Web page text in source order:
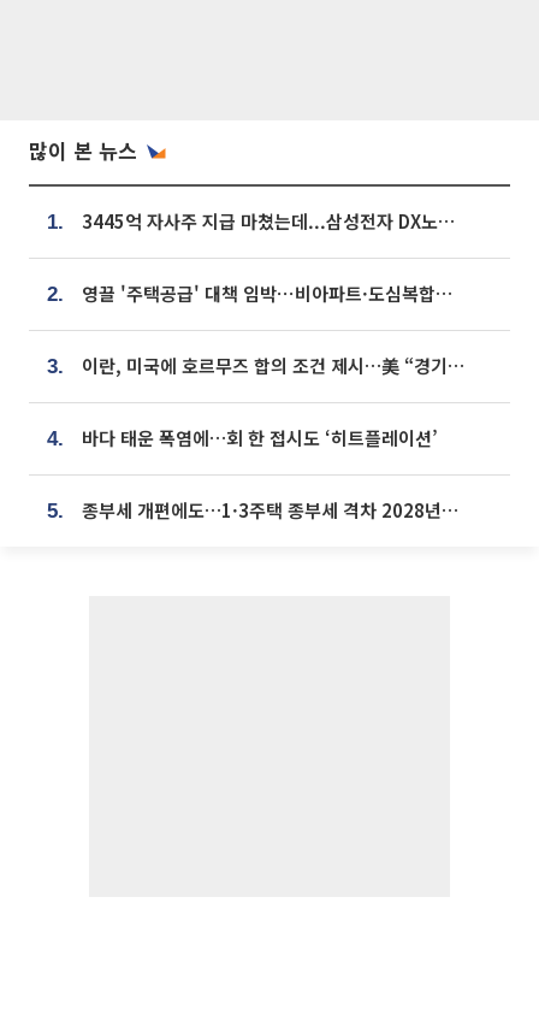
많이 본 뉴스
1. 3445억 자사주 지급 마쳤는데...삼성전자 DX노조, 뒤늦은 '떼쓰기 집회'
2. 영끌 '주택공급' 대책 임박⋯비아파트·도심복합까지 총동원
3. 이란, 미국에 호르무즈 합의 조건 제시…美 “경기 아직 안 끝나” [종합]
4. 바다 태운 폭염에…회 한 접시도 ‘히트플레이션’
5. 종부세 개편에도…1·3주택 종부세 격차 2028년부터 확대